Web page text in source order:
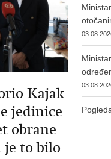
Kajak
jedinice
obrane
je to bilo